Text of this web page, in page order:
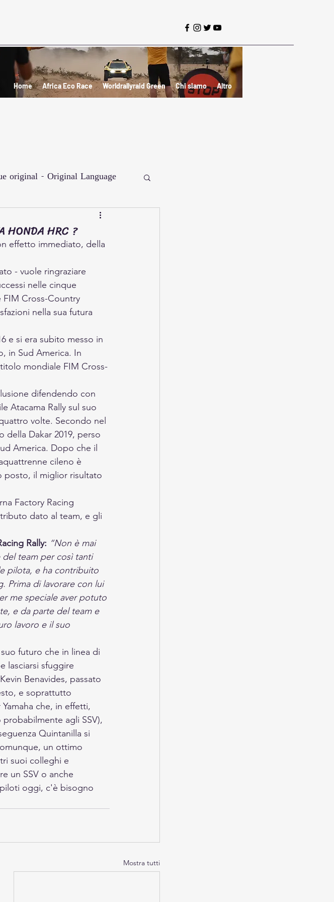
Home Africa Eco Race Worldrallyraid Green Chi siamo Altro
original - Original Language
HONDA HRC ?
effetto immediato, della
- vuole ringraziare
nelle cinque
Cross-Country
nella sua futura
e si era subito messo in
in Sud America. In
mondiale FIM Cross-
difendendo con
Atacama Rally sul suo
volte. Secondo nel
Dakar 2019, perso
America. Dopo che il
cileno è
posto, il miglior risultato
Factory Racing
dato al team, e gli
Rally: “Non è mai
del team per così tanti
pilota, e ha contribuito
Prima di lavorare con lui
me speciale aver potuto
e da parte del team e
lavoro e il suo
futuro che in linea di
lasciarsi sfuggire
Benavides, passato
e soprattutto
che, in effetti,
agli SSV),
Quintanilla si
un ottimo
suoi colleghi e
un SSV o anche
oggi, c'è bisogno
Mostra tutti